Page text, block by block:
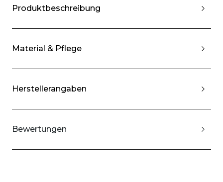
Produktbeschreibung
Material & Pflege
Herstellerangaben
Bewertungen